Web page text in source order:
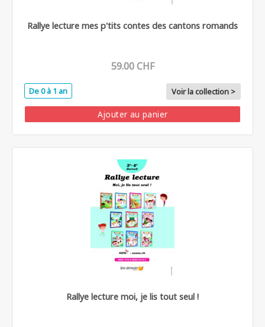
Rallye lecture mes p'tits contes des cantons romands
59.00 CHF
De 0 à 1 an Voir la collection >
Ajouter au panier
Rallye lecture moi, je lis tout seul !